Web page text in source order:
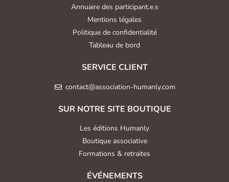
Annuaire des participant.e.s
Mentions légales
Politique de confidentialité
Tableau de bord
SERVICE CLIENT
contact@association-humanly.com
SUR NOTRE SITE BOUTIQUE
Les éditions Humanly
Boutique associative
Formations & retraites
ÉVÉNEMENTS